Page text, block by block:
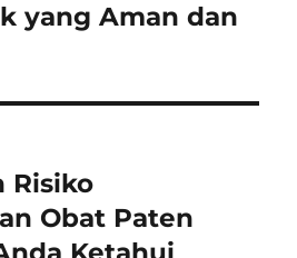
yang Aman dan
Risiko
Obat Paten